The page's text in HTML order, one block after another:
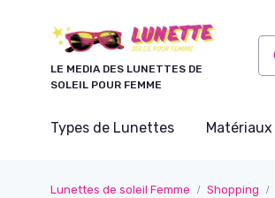
LE MEDIA DES LUNETTES DE
SOLEIL POUR FEMME
Types de Lunettes Matériaux
Lunettes de soleil Femme Shopping